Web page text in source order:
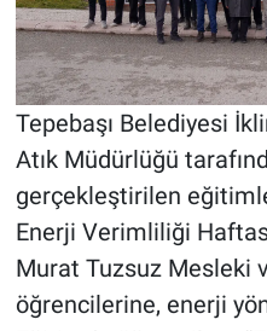
Tepebaşı Belediyesi
Atık Müdürlüğü
gerçekleştirilen
Enerji Verimliliği
Murat Tuzsuz Mesleki
öğrencilerine, enerji